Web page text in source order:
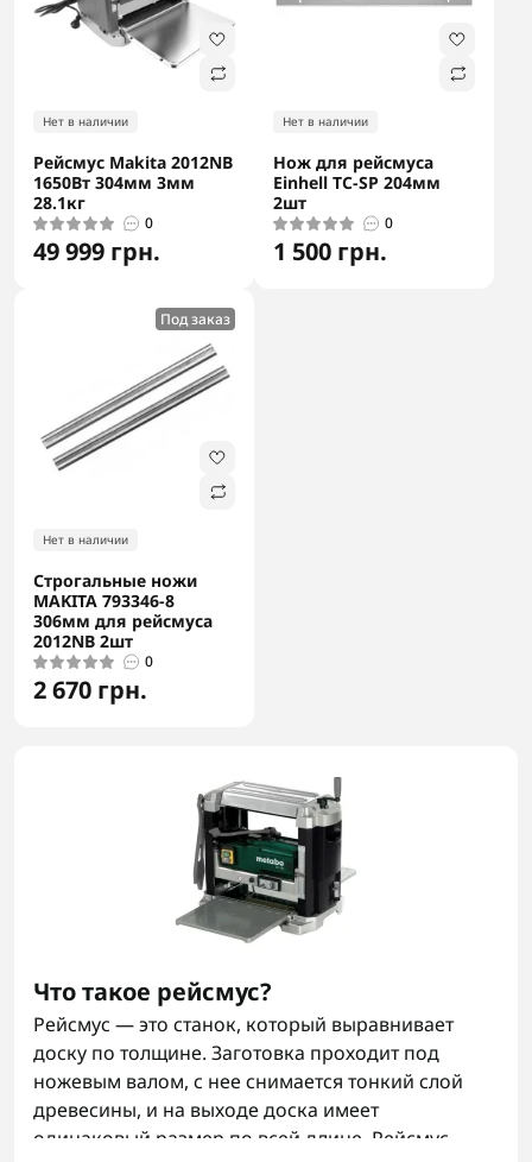
Нет в наличии
Рейсмус Makita 2012NB
1650Вт 304мм 3мм
28.1кг
0
49 999 грн.
Нет в наличии
Нож для рейсмуса
Einhell TC-SP 204мм
2шт
0
1 500 грн.
Под заказ
Нет в наличии
Строгальные ножи
MAKITA 793346-8
306мм для рейсмуса
2012NB 2шт
0
2 670 грн.
Что такое рейсмус?
Рейсмус — это станок, который выравнивает
доску по толщине. Заготовка проходит под
ножевым валом, с нее снимается тонкий слой
древесины, и на выходе доска имеет
одинаковый размер по всей длине. Рейсмус